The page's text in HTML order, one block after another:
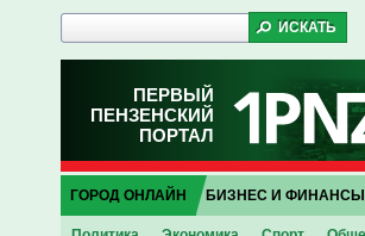
ПЕРВЫЙ
ПЕНЗЕНСКИЙ
ПОРТАЛ
ГОРОД ОНЛАЙН БИЗНЕС И ФИНАНСЫ